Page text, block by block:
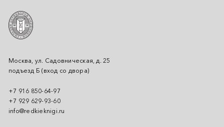
Москва, ул. Садовническая, д. 25
подъезд Б (вход со двора)
+7 916 850-64-97
+7 929 629-93-60
info@redkieknigi.ru